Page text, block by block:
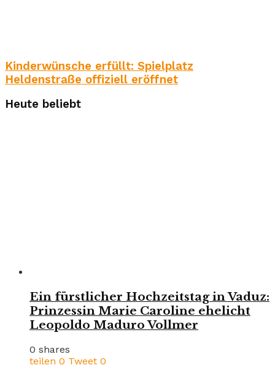
Kinderwünsche erfüllt: Spielplatz
Heldenstraße offiziell eröffnet
Heute beliebt
Ein fürstlicher Hochzeitstag in Vaduz:
Prinzessin Marie Caroline ehelicht
Leopoldo Maduro Vollmer
0 shares
teilen 0 Tweet 0